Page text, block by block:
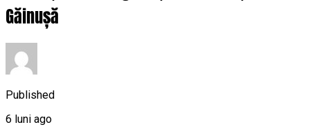
Găinușă
Published
6 luni ago